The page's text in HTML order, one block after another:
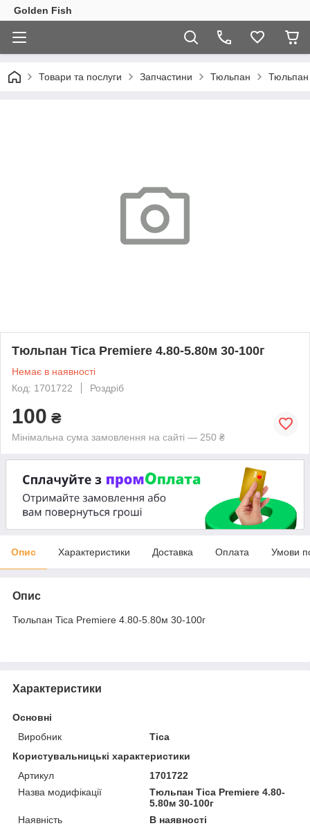
Golden Fish
Товари та послуги Запчастини Тюльпан Тюльпан
Тюльпан Tica Premiere 4.80-5.80м 30-100г
Немає в наявності
Код: 1701722
Роздріб
100 ₴
Мінімальна сума замовлення на сайті — 250 ₴
Опис Характеристики Доставка Оплата Умови
Опис
Тюльпан Tica Premiere 4.80-5.80м 30-100г
Характеристики
Основні
Виробник
Tica
Користувальницькі характеристики
Артикул
1701722
Назва модифікації
Тюльпан Tica Premiere 4.80-
5.80м 30-100г
Наявність
В наявності